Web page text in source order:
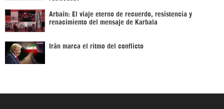
Arbaín: El viaje eterno de recuerdo, resistencia y
renacimiento del mensaje de Karbala
Irán marca el ritmo del conflicto